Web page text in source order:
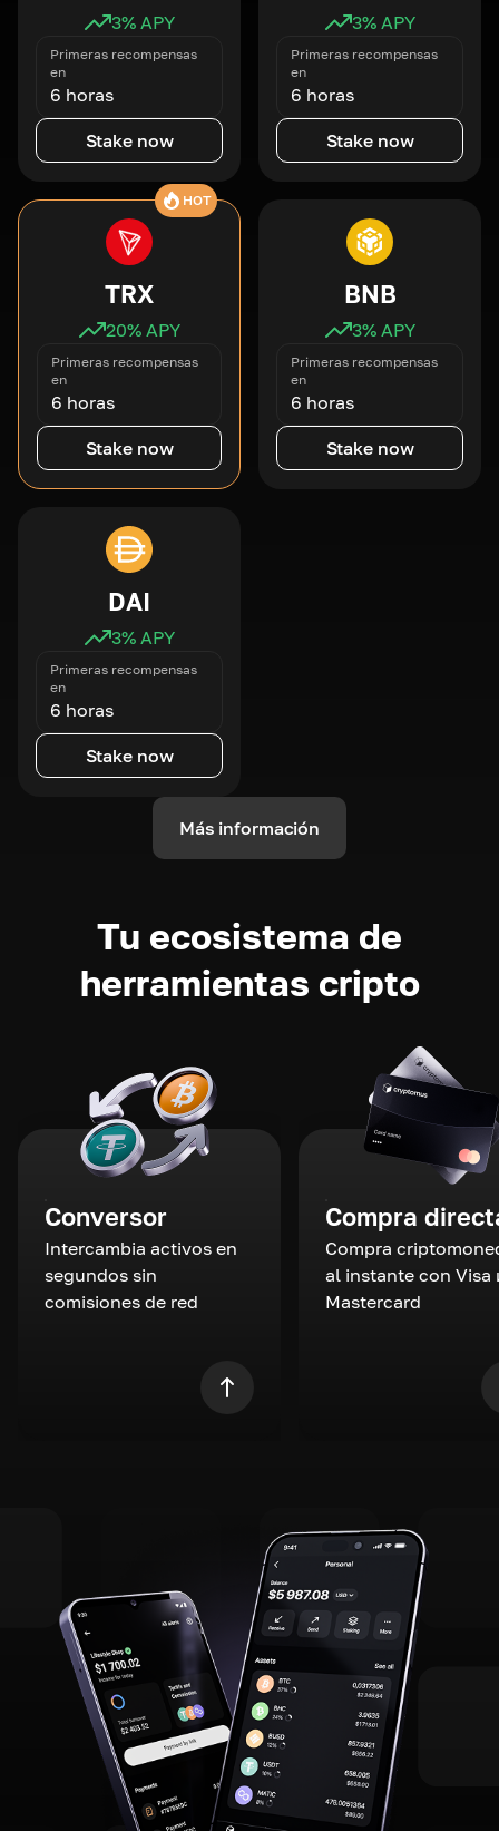
3% APY
Primeras recompensas
en
6 horas
Stake now
3% APY
Primeras recompensas
en
6 horas
Stake now
HOT
TRX
20% APY
Primeras recompensas
en
6 horas
Stake now
BNB
3% APY
Primeras recompensas
en
6 horas
Stake now
DAI
3% APY
Primeras recompensas
en
6 horas
Stake now
Más información
Tu ecosistema de
herramientas cripto
Conversor
Intercambia activos en
segundos sin
comisiones de red
Compra
Compra
al instante con Visa
Mastercard